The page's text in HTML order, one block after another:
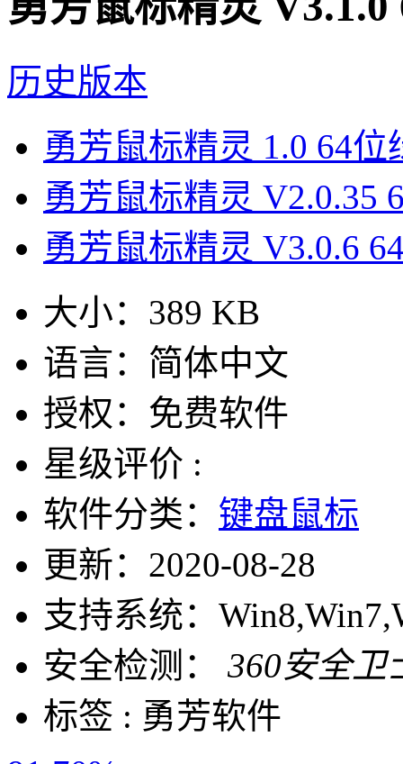
历史版本
勇芳鼠标精灵 1.0 64位
勇芳鼠标精灵 V2.0.35
勇芳鼠标精灵 V3.0.6
大小： 389 KB
语言： 简体中文
授权： 免费软件
星级评价 :
软件分类： 键盘鼠标
更新： 2020-08-28
支持系统：
安全检测：
360安全卫
标签 : 勇芳软件